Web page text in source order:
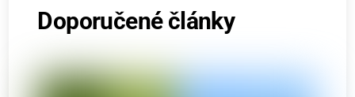
Doporučené články